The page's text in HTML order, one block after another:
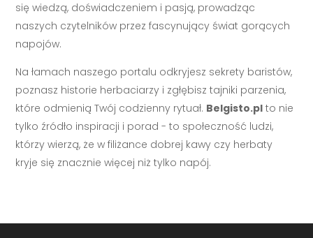
się wiedzą, doświadczeniem i pasją, prowadząc
naszych czytelników przez fascynujący świat gorących
napojów.
Na łamach naszego portalu odkryjesz sekrety baristów,
poznasz historie herbaciarzy i zgłębisz tajniki parzenia,
które odmienią Twój codzienny rytuał. Belgisto.pl to nie
tylko źródło inspiracji i porad - to społeczność ludzi,
którzy wierzą, że w filiżance dobrej kawy czy herbaty
kryje się znacznie więcej niż tylko napój.